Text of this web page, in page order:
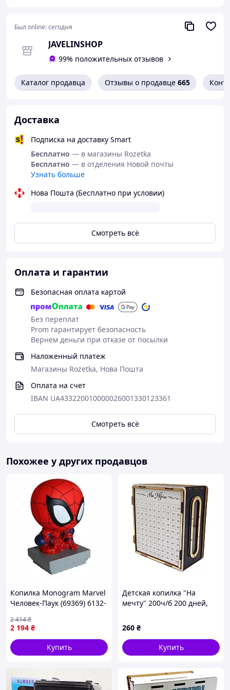
Был online:сегодня
JAVELINSHOP
99% положительных отзывов
Каталог продавца Отзывы о продавце 665
Доставка
Подписка на доставку Smart
Бесплатно — в магазины Rozetka
Бесплатно — в отделения Новой почты
Узнать больше
Нова Пошта (Бесплатно при условии)
Смотреть всё
Оплата и гарантии
Безопасная оплата картой
Без переплат
Prom гарантирует безопасность
Вернем деньги при отказе от посылки
Наложенный платеж
Магазины Rozetka, Нова Пошта
Оплата на счет
IBAN UA433220010000026001330123361
Смотреть всё
Похожее у других продавцов
Копилка Monogram Marvel
Человек-Паук (69369) 6132-
2 194 ₴
2 414₴
Купить
Детская копилка "На
мечту" 200ч/б 200 дней,
260 ₴
Купить